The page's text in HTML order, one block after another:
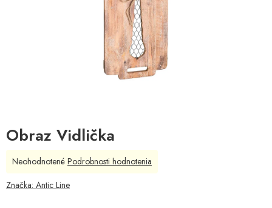
Obraz Vidlička
Priemerné
produktu
Neohodnotené Podrobnosti hodnotenia
Značka: Antic Line